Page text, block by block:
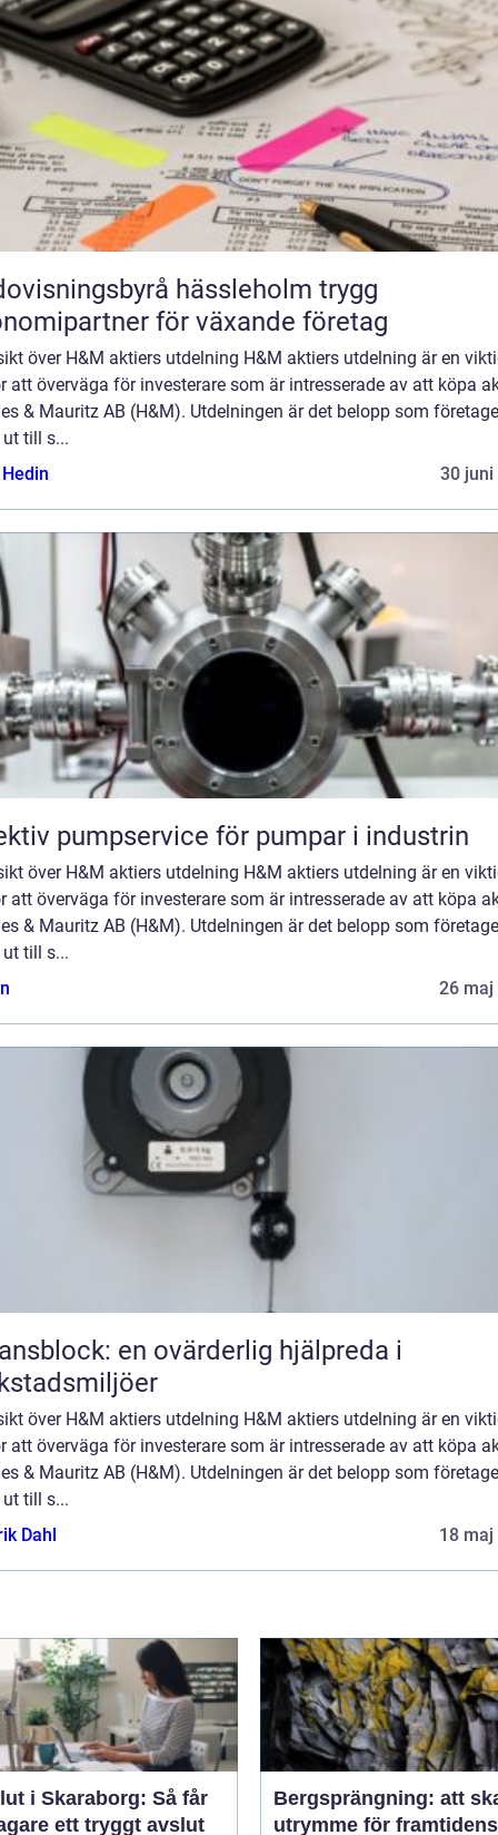
hässleholm trygg
för växande företag
över H&M aktiers utdelning H&M aktiers utdelning är en
att överväga för investerare som är intresserade av att köpa
& Mauritz AB (H&M). Utdelningen är det belopp som
till s...
30 juni
pumpservice för pumpar i industrin
över H&M aktiers utdelning H&M aktiers utdelning är en
att överväga för investerare som är intresserade av att köpa
& Mauritz AB (H&M). Utdelningen är det belopp som
till s...
26 maj
en ovärderlig hjälpreda i
över H&M aktiers utdelning H&M aktiers utdelning är en
att överväga för investerare som är intresserade av att köpa
& Mauritz AB (H&M). Utdelningen är det belopp som
till s...
Dahl
18 maj
i Skaraborg: Så får
ett tryggt avslut
Bergsprängning: att
utrymme för framtidens